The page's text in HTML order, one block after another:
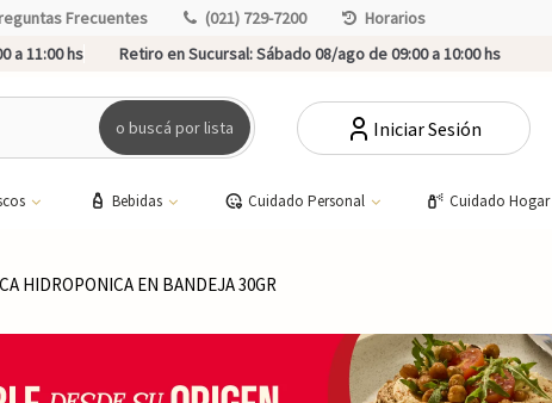
Frecuentes (021) 729-7200
Horarios
a 11:00 hs Retiro en Sucursal:Sábado 08/ago de 09:00 a 10:00 hs
o buscá por lista Iniciar Sesión
Bebidas Cuidado Personal Cuidado Hogar
HIDROPONICA EN BANDEJA 30GR